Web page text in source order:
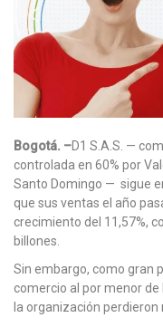
Bogotá. –D1 S.A.S. —
controlada en 60% por
Santo Domingo — sigue
que sus ventas el año
crecimiento del 11,57%,
billones.
Sin embargo, como gran
comercio al por menor
la organización